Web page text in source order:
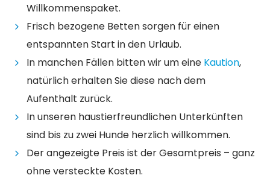
Willkommenspaket.
Frisch bezogene Betten sorgen für einen
entspannten Start in den Urlaub.
In manchen Fällen bitten wir um eine Kaution,
natürlich erhalten Sie diese nach dem
Aufenthalt zurück.
In unseren haustierfreundlichen Unterkünften
sind bis zu zwei Hunde herzlich willkommen.
Der angezeigte Preis ist der Gesamtpreis – ganz
ohne versteckte Kosten.